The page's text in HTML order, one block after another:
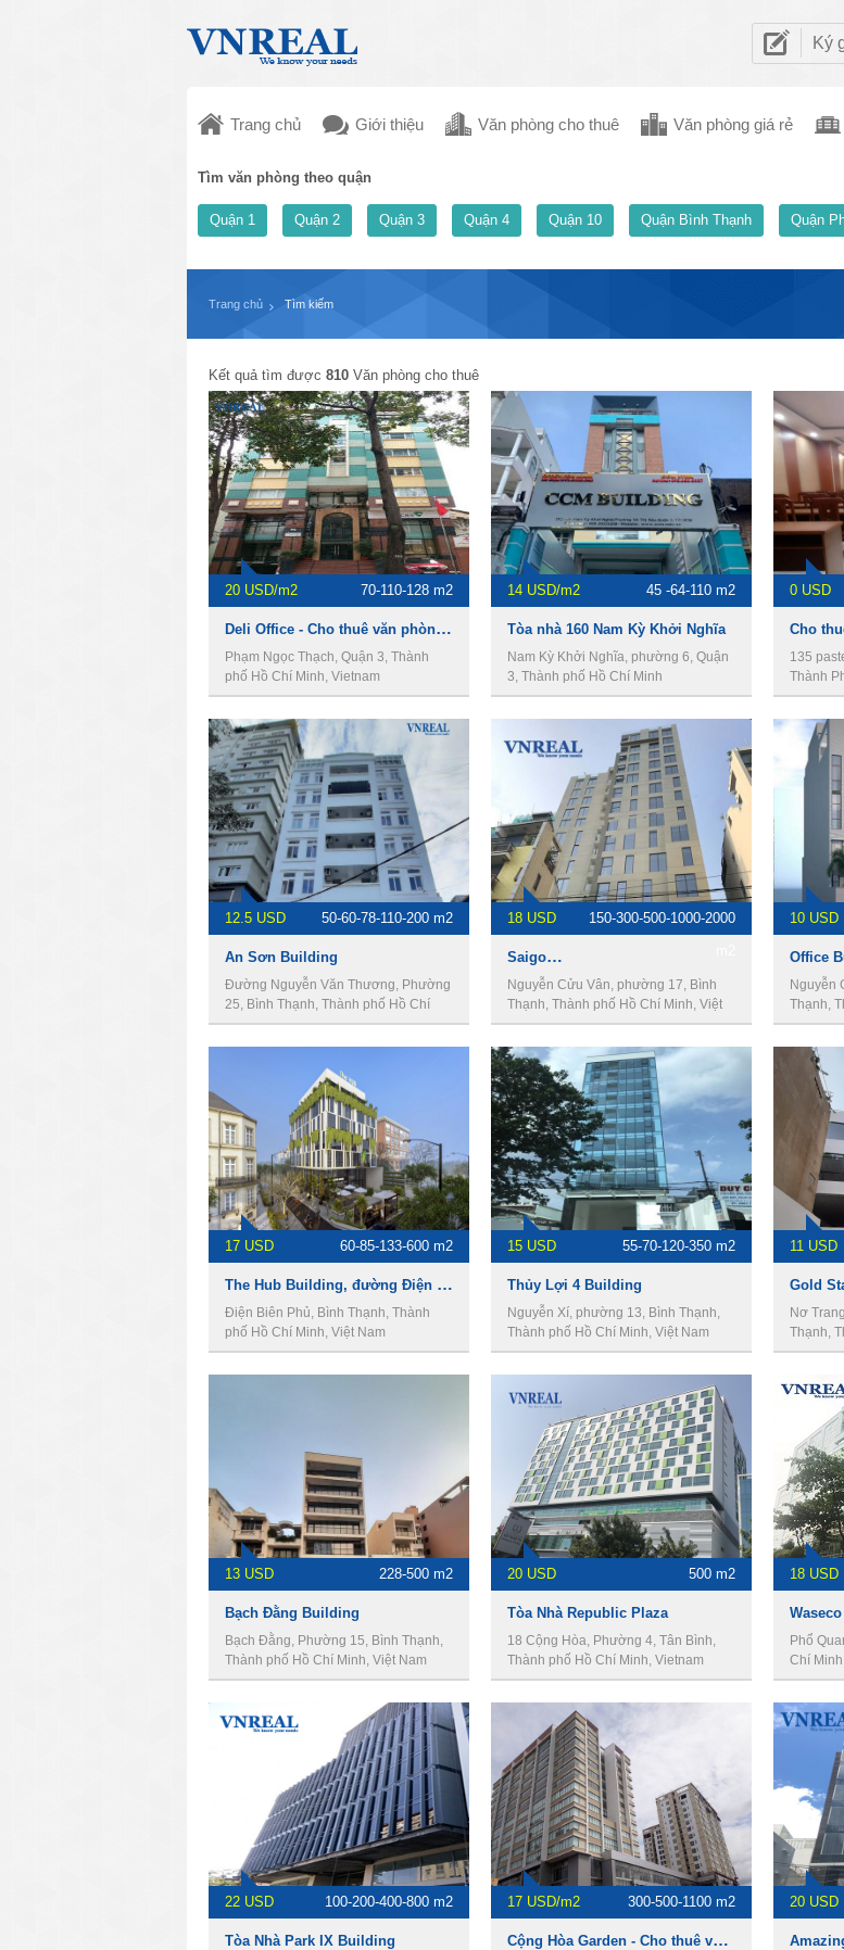
Ký
Trang chủ Giới thiệu Văn phòng cho thuê Văn phòng giá rẻ
Tìm văn phòng theo quận
Quận 1 Quận 2 Quận 3 Quận 4 Quận 10 Quận Bình Thạnh Quận
Trang chủ Tìm kiếm
Kết quả tìm được 810 Văn phòng cho thuê
20 USD/m2 70-110-128 m2
Deli Office - Cho thuê văn phòng Quận 3
Phạm Ngọc Thạch, Quận 3, Thành
phố Hồ Chí Minh, Vietnam
14 USD/m2 45 -64-110 m2
Tòa nhà 160 Nam Kỳ Khởi Nghĩa
Nam Kỳ Khởi Nghĩa, phường 6, Quận
3, Thành phố Hồ Chí Minh
0 USD
135
Thành
12.5 USD 50-60-78-110-200 m2
An Sơn Building
Đường Nguyễn Văn Thương, Phường
25, Bình Thạnh, Thành phố Hồ Chí
Minh, Việt Nam
18 USD
150-300-500-1000-2000
Saigon View Building
Nguyễn Cửu Vân, phường 17, Bình
Thạnh, Thành phố Hồ Chí Minh, Việt
Nam
10 USD
Office
Nguyễn
Thạnh,
Nam
17 USD 60-85-133-600 m2
The Hub Building, đường Điện Biên Phủ, Phường 15, Quận Bình Thạnh, Thành Phố Hồ Chí Minh
Điện Biên Phủ, Bình Thạnh, Thành
phố Hồ Chí Minh, Việt Nam
15 USD 55-70-120-350 m2
Thủy Lợi 4 Building
Nguyễn Xí, phường 13, Bình Thạnh,
Thành phố Hồ Chí Minh, Việt Nam
11 USD
Gold
Nơ
Thạnh,
Nam
13 USD 228-500 m2
Bạch Đằng Building
Bạch Đằng, Phường 15, Bình Thạnh,
Thành phố Hồ Chí Minh, Việt Nam
20 USD 500 m2
Tòa Nhà Republic Plaza
18 Cộng Hòa, Phường 4, Tân Bình,
Thành phố Hồ Chí Minh, Vietnam
18 USD
Phổ
Chí
22 USD 100-200-400-800 m2
Tòa Nhà Park IX Building
17 USD/m2 300-500-1100 m2
Cộng Hòa Garden - Cho thuê văn phòng Quận Tân Bình
20 USD